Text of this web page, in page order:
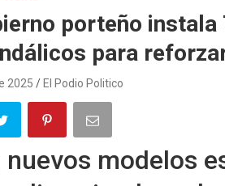
porteño
para
2025 El Podio Politico
nuevos modelos